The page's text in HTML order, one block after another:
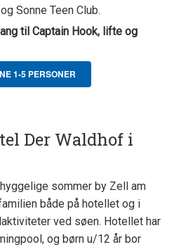
Sonne Teen Club.
til Captain Hook, lifte og
1-5 PERSONER
Der Waldhof i
sommer by Zell am
både på hotellet og i
ved søen. Hotellet har
og børn u/12 år bor